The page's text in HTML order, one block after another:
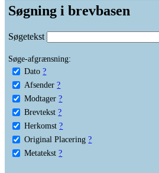
Søgning i brevbasen
Søgetekst
Søge-afgrænsning:
Dato ?
Afsender ?
Modtager ?
Brevtekst ?
Herkomst ?
Original Placering ?
Metatekst ?